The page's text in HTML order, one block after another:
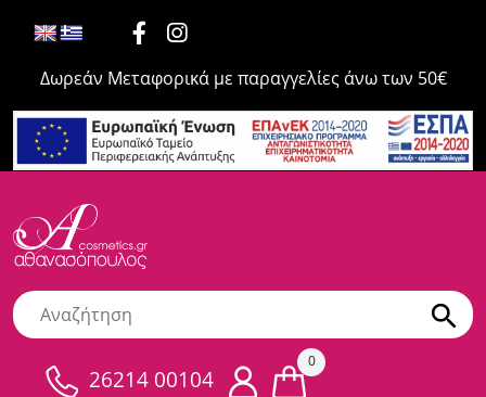
Δωρεάν Μεταφορικά με παραγγελίες άνω των 50€
26214 00104
0